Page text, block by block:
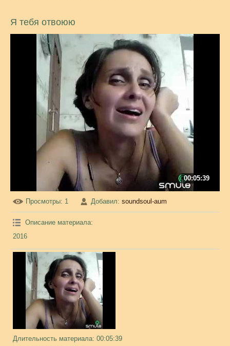
Я тебя отвоюю
00:05:39
Просмотры: 1 Добавил: soundsoul-aum
Описание материала:
2016
Длительность материала: 00:05:39